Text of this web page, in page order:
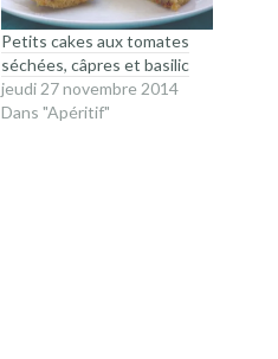
Petits cakes aux tomates
séchées, câpres et basilic
jeudi 27 novembre 2014
Dans "Apéritif"